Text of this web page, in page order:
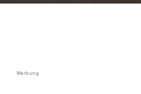
Werbung